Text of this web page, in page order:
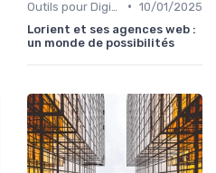
• 10/01/2025
Lorient et ses agences web :
un monde de possibilités